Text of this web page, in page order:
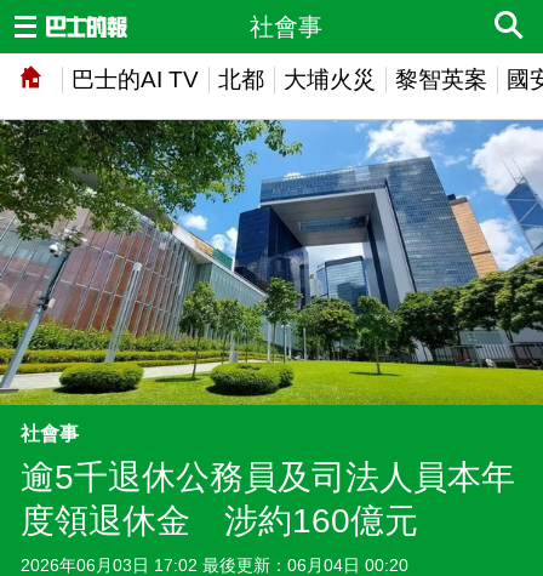
巴士的AI TV 北都 大埔火災 黎智英案 國
社會事
社會事
逾5千退休公務員及司法人員本年
度領退休金 涉約160億元
2026年06月03日 17:02 最後更新：06月04日 00:20